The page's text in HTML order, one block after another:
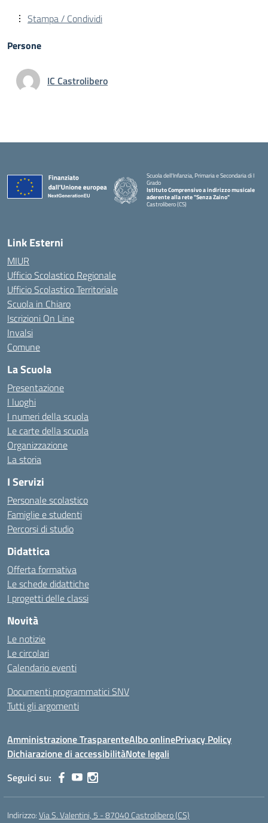
Stampa / Condividi
Persone
IC Castrolibero
Scuola dell'Infanzia, Primaria e Secondaria di I
Grado
Istituto Comprensivo a indirizzo musicale
aderente alla rete "Senza Zaino"
Castrolibero (CS)
Link Esterni
MIUR
Ufficio Scolastico Regionale
Ufficio Scolastico Territoriale
Scuola in Chiaro
Iscrizioni On Line
Invalsi
Comune
La Scuola
Presentazione
I luoghi
I numeri della scuola
Le carte della scuola
Organizzazione
La storia
I Servizi
Personale scolastico
Famiglie e studenti
Percorsi di studio
Didattica
Offerta formativa
Le schede didattiche
I progetti delle classi
Novità
Le notizie
Le circolari
Calendario eventi
Documenti programmatici SNV
Tutti gli argomenti
Amministrazione TrasparenteAlbo onlinePrivacy Policy
Dichiarazione di accessibilitàNote legali
Seguici su:
Indirizzo:Via S. Valentini, 5 - 87040 Castrolibero (CS)